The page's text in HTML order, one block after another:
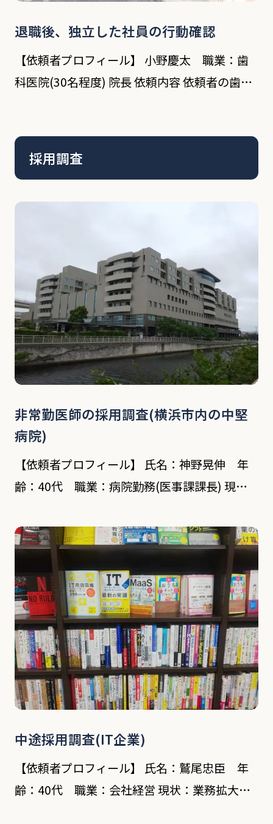
退職後、独立した社員の行動確認
【依頼者プロフィール】 小野慶太 職業：歯
科医院(30名程度) 院長 依頼内容 依頼者の歯科
されている。2か月前に歯科医師の1名が退職
し […]
採用調査
非常勤医師の採用調査(横浜市内の中堅
病院)
【依頼者プロフィール】 氏名：神野晃伸 年
齢：40代 職業：病院勤務(医事課課長) 現
実施 【対象者プロフィール】 氏名：田辺正嗣
年齢：40代後半 職業：医師 依頼内容 横浜市
[…]
中途採用調査(IT企業)
【依頼者プロフィール】 氏名：鷲尾忠臣 年
齢：40代 職業：会社経営 現状：業務拡大に